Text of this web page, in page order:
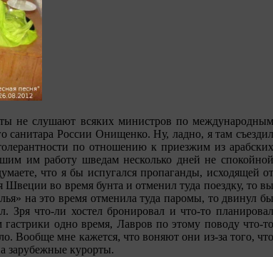
не слушают всяких министров по международным
санитара России Онищенко. Ну, ладно, я там съездил
по отношению к приезжим из арабских
им работу шведам несколько дней не спокойной
что я бы испугался пропаганды, исходящей от
Швеции во время бунта и отменил туда поездку, то вы
на это время отменила туда паромы, то двинул бы
Зря что-ли хостел бронировал и что-то планировал
одно время, Лавров по этому поводу что-то
Вообще мне кажется, что воняют они из-за того, что
зарубежные курорты.